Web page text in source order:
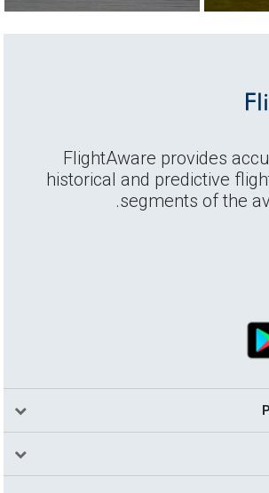
FlightAware provides
historical and predictive
segments of the